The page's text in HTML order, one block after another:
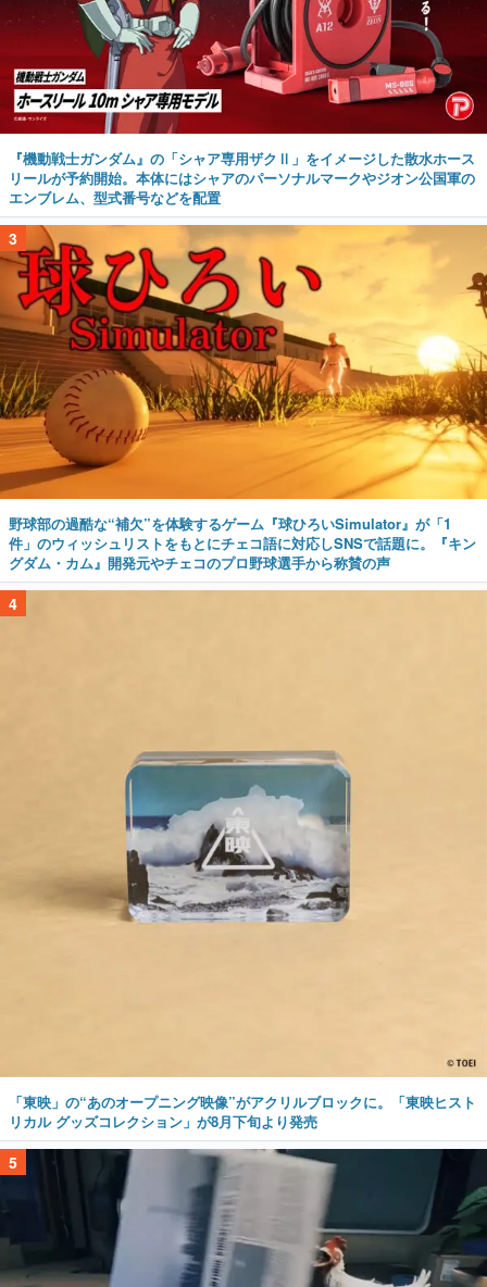
『機動戦士ガンダム』の「シャア専用ザクⅡ」をイメージした散水ホース
リールが予約開始。本体にはシャアのパーソナルマークやジオン公国軍の
エンブレム、型式番号などを配置
3
野球部の過酷な“補欠”を体験するゲーム『球ひろいSimulator』が「1
件」のウィッシュリストをもとにチェコ語に対応しSNSで話題に。『キン
グダム・カム』開発元やチェコのプロ野球選手から称賛の声
4
「東映」の“あのオープニング映像”がアクリルブロックに。「東映ヒスト
リカル グッズコレクション」が8月下旬より発売
5